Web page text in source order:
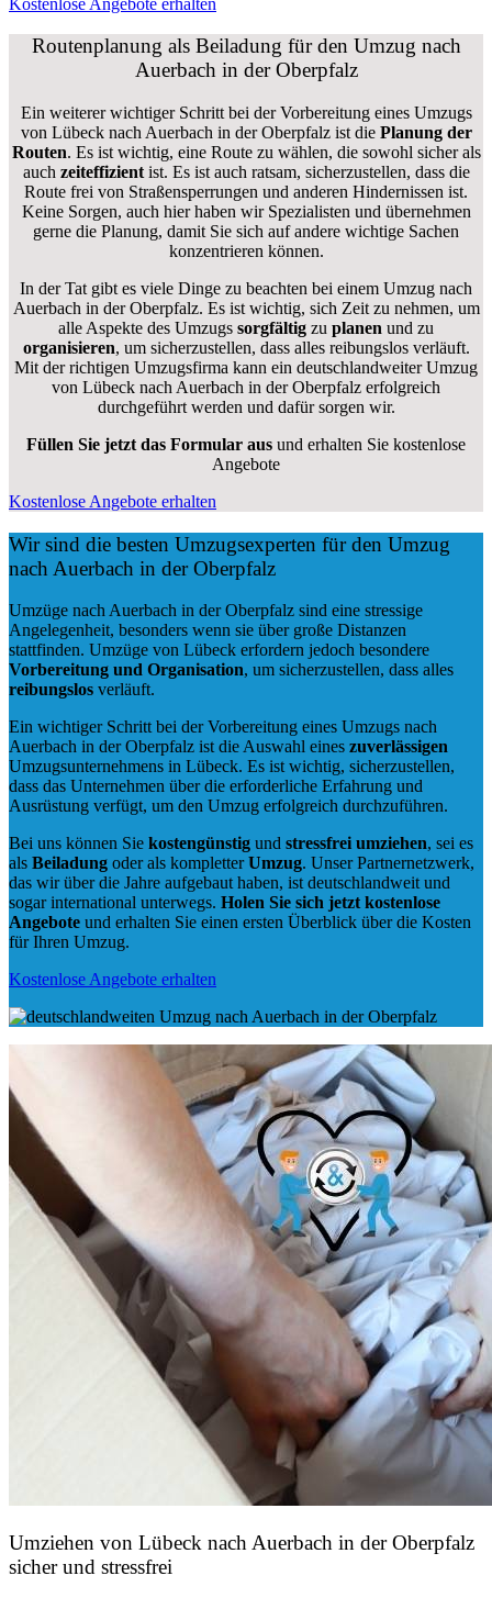
Routenplanung als Beiladung für den Umzug nach
Auerbach in der Oberpfalz
Ein weiterer wichtiger Schritt bei der Vorbereitung eines Umzugs
von Lübeck nach Auerbach in der Oberpfalz ist diePlanung der
Routen. Es ist wichtig, eine Route zu wählen, die sowohl sicher als
auch zeiteffizientist. Es ist auch ratsam, sicherzustellen, dass die
Route frei von Straßensperrungen und anderen Hindernissen ist.
Keine Sorgen, auch hier haben wir Spezialisten und übernehmen
gerne die Planung, damit Sie sich auf andere wichtige Sachen
konzentrieren können.
In der Tat gibt es viele Dinge zu beachten bei einem Umzug nach
Auerbach in der Oberpfalz. Es ist wichtig, sich Zeit zu nehmen, um
alle Aspekte des Umzugs sorgfältig zu planen und zu
organisieren, um sicherzustellen, dass alles reibungslos verläuft.
Mit der richtigen Umzugsfirma kann ein deutschlandweiter Umzug
von Lübeck nach Auerbach in der Oberpfalz erfolgreich
durchgeführt werden und dafür sorgen wir.
Füllen Sie jetzt das Formular aus und erhalten Sie kostenlose
Angebote
Kostenlose Angebote erhalten
Wir sind die besten Umzugsexperten für den Umzug
nach Auerbach in der Oberpfalz
Umzüge nach Auerbach in der Oberpfalz sind eine stressige
Angelegenheit, besonders wenn sie über große Distanzen
stattfinden. Umzüge von Lübeck erfordern jedoch besondere
Vorbereitung und Organisation, um sicherzustellen, dass alles
reibungslos verläuft.
Ein wichtiger Schritt bei der Vorbereitung eines Umzugs nach
Auerbach in der Oberpfalz ist die Auswahl eines zuverlässigen
Umzugsunternehmens in Lübeck. Es ist wichtig, sicherzustellen,
dass das Unternehmen über die erforderliche Erfahrung und
Ausrüstung verfügt, um den Umzug erfolgreich durchzuführen.
Bei uns können Sie kostengünstig und stressfrei umziehen, sei es
als Beiladung oder als kompletterUmzug. Unser Partnernetzwerk,
das wir über die Jahre aufgebaut haben, ist deutschlandweit und
sogar international unterwegs. Holen Sie sich jetzt kostenlose
Angebote und erhalten Sie einen ersten Überblick über die Kosten
für Ihren Umzug.
Kostenlose Angebote erhalten
Umziehen von Lübeck nach Auerbach in der Oberpfalz
sicher und stressfrei